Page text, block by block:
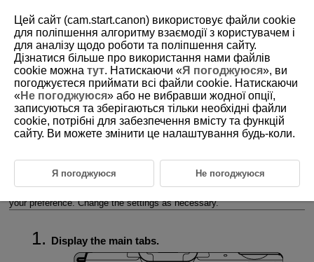
D101-020
Setting the Screen Display Level
Menu Display
Feature Guide
your preference. Change the settings as necessary.
Display the main tabs.
Цей сайт (cam.start.canon) використовує файли cookie
для поліпшення алгоритму взаємодії з користувачем і
для аналізу щодо роботи та поліпшення сайту.
Дізнатися більше про використання нами файлів
cookie можна тут. Натискаючи «Я погоджуюся», ви
погоджуєтеся приймати всі файли cookie. Натискаючи
«Не погоджуюся» або не вибравши жодної опції,
записуються та зберігаються тільки необхідні файли
cookie, потрібні для забезпечення вмісту та функцій
сайту. Ви можете змінити це налаштування будь-коли.
Я погоджуюся Не погоджуюся